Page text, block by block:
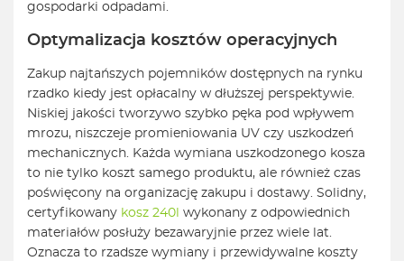
gospodarki odpadami.
Optymalizacja kosztów operacyjnych
Zakup najtańszych pojemników dostępnych na rynku
rzadko kiedy jest opłacalny w dłuższej perspektywie.
Niskiej jakości tworzywo szybko pęka pod wpływem
mrozu, niszczeje promieniowania UV czy uszkodzeń
mechanicznych. Każda wymiana uszkodzonego kosza
to nie tylko koszt samego produktu, ale również czas
poświęcony na organizację zakupu i dostawy. Solidny,
certyfikowany kosz 240l wykonany z odpowiednich
materiałów posłuży bezawaryjnie przez wiele lat.
Oznacza to rzadsze wymiany i przewidywalne koszty